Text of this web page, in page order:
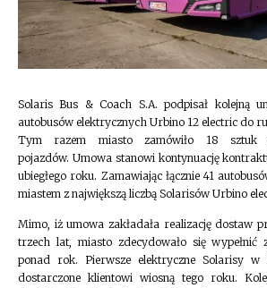
Solaris Bus & Coach S.A. podpisał kolejną
autobusów elektrycznych Urbino 12 electric do
Tym razem miasto zamówiło 18 sztuk
pojazdów. Umowa stanowi kontynuację
ubiegłego roku. Zamawiając łącznie 41
miastem z największą liczbą Solarisów Urbino
Mimo, iż umowa zakładała realizację dostaw
trzech lat, miasto zdecydowało się wypełnić
ponad rok. Pierwsze elektryczne Solarisy w
dostarczone klientowi wiosną tego roku.